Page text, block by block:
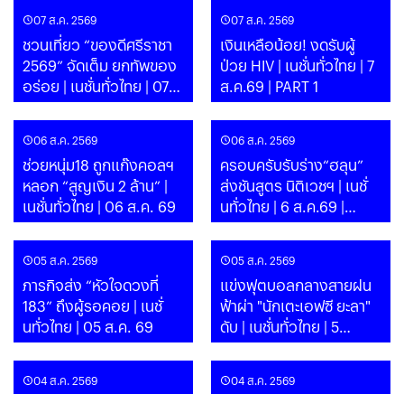
07 ส.ค. 2569
ชวนเที่ยว “ของดีศรีราชา
2569” จัดเต็ม ยกทัพของ
อร่อย | เนชั่นทั่วไทย | 07
ส.ค. 69
07 ส.ค. 2569
เงินเหลือน้อย! งดรับผู้
ป่วย HIV | เนชั่นทั่วไทย | 7
ส.ค.69 | PART 1
06 ส.ค. 2569
ช่วยหนุ่ม18 ถูกแก๊งคอลฯ
หลอก “สูญเงิน 2 ล้าน” |
เนชั่นทั่วไทย | 06 ส.ค. 69
06 ส.ค. 2569
ครอบครับรับร่าง“ฮลุน”
ส่งชันสูตร นิติเวชฯ | เนชั่
นทั่วไทย | 6 ส.ค.69 |
PART 1
05 ส.ค. 2569
ภารกิจส่ง “หัวใจดวงที่
183” ถึงผู้รอคอย | เนชั่
นทั่วไทย | 05 ส.ค. 69
05 ส.ค. 2569
แข่งฟุตบอลกลางสายฝน
ฟ้าผ่า "นักเตะเอฟซี ยะลา"
ดับ | เนชั่นทั่วไทย | 5
ส.ค.69 | PART 1
04 ส.ค. 2569 04 ส.ค. 2569